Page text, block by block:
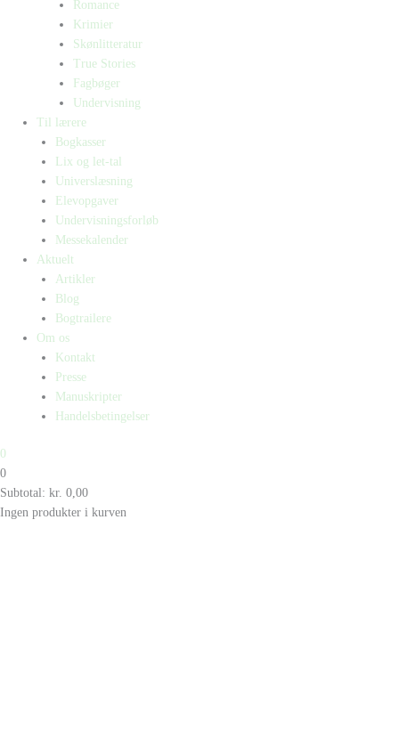
Romance
Krimier
Skønlitteratur
True Stories
Fagbøger
Undervisning
Til lærere
Bogkasser
Lix og let-tal
Universlæsning
Elevopgaver
Undervisningsforløb
Messekalender
Aktuelt
Artikler
Blog
Bogtrailere
Om os
Kontakt
Presse
Manuskripter
Handelsbetingelser
0
0
Subtotal: kr. 0,00
Ingen produkter i kurven